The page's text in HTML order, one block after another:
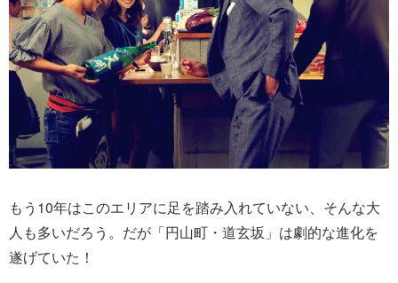
もう10年はこのエリアに足を踏み入れていない、そんな大
人も多いだろう。だが「円山町・道玄坂」は劇的な進化を
遂げていた！